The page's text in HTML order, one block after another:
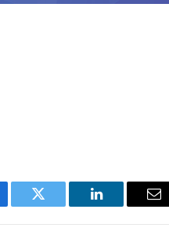
Twitter LinkedIn